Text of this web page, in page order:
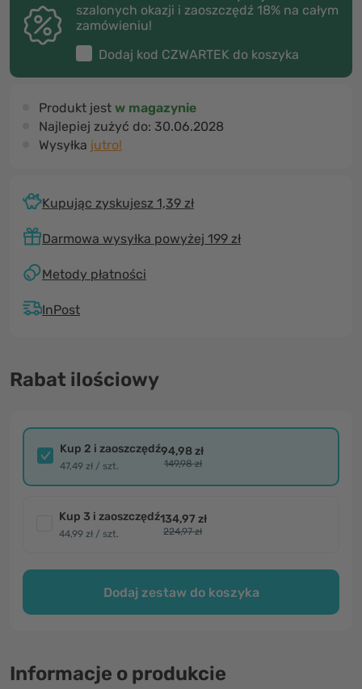
szalonych okazji i zaoszczędź 18% na całym
zamówieniu!
Dodaj kod CZWARTEK do koszyka
Produkt jest w magazynie
Najlepiej zużyć do: 30.06.2028
Wysyłka jutro!
Kupując zyskujesz 1,39 zł
Darmowa wysyłka powyżej 199 zł
Metody płatności
InPost
Rabat ilościowy
Kup 2 i zaoszczędź
47,49 zł / szt.
94,98 zł
149,98 zł
Kup 3 i zaoszczędź
44,99 zł / szt.
134,97 zł
224,97 zł
Dodaj zestaw do koszyka
Informacje o produkcie